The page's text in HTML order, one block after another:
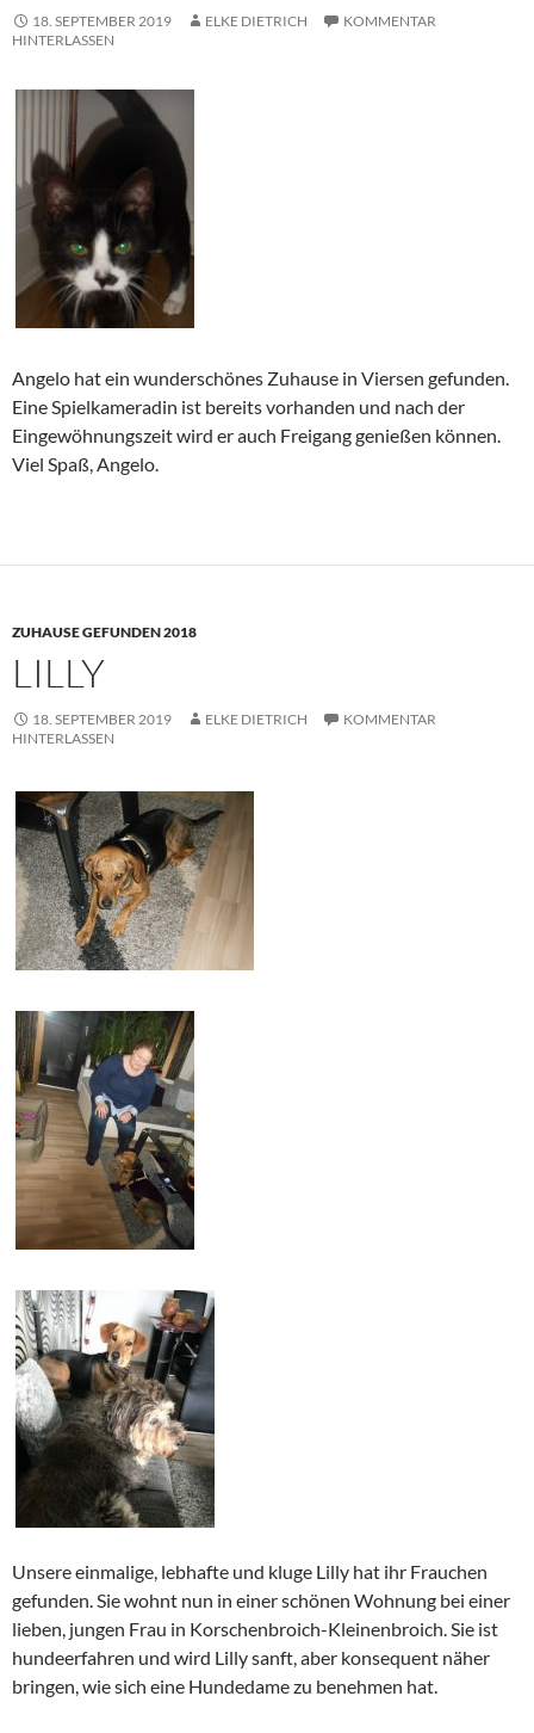
18. SEPTEMBER 2019 ELKE DIETRICH
KOMMENTAR
HINTERLASSEN
Angelo hat ein wunderschönes Zuhause in Viersen gefunden.
Eine Spielkameradin ist bereits vorhanden und nach der
Eingewöhnungszeit wird er auch Freigang genießen können.
Viel Spaß, Angelo.
ZUHAUSE GEFUNDEN 2018
LILLY
18. SEPTEMBER 2019 ELKE DIETRICH
KOMMENTAR
HINTERLASSEN
Unsere einmalige, lebhafte und kluge Lilly hat ihr Frauchen
gefunden. Sie wohnt nun in einer schönen Wohnung bei einer
lieben, jungen Frau in Korschenbroich-Kleinenbroich. Sie ist
hundeerfahren und wird Lilly sanft, aber konsequent näher
bringen, wie sich eine Hundedame zu benehmen hat.